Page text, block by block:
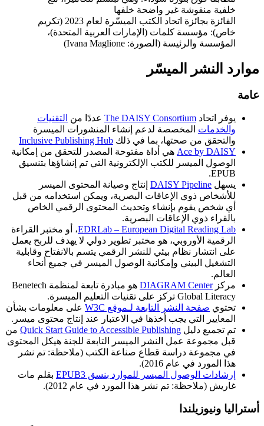
الفائزة بجائزة اتحاد الكتب الميسّرة لعام 2023 (تكريم
خاص): مؤسسة كلمات (الإمارات العربية المتحدة)،
المؤسسة والرئيسة (الصورة: Ivana Maglione)
موارد النشر الميسّر
عامة
يوفر اتحاد The DAISY Consortium عددًا من التقنيات
والخدمات المخصصة لدعم إنشاء المنشورات الميسرة
والتحقق من صحتها، بما في ذلك Inclusive Publishing Hub
Ace by DAISY هي أداة مفتوحة المصدر للتحقق من إمكانية
الوصول الميسر للكتب الإلكترونية التي تم إنشاؤها بتنسيق
EPUB.
يسهل DAISY Pipeline إنتاج وصيانة المحتوى الميسر
للأشخاص ذوي الإعاقات البصرية، ويمكن استخدامه من قبل
أي شخص يقوم بإنشاء وتحديث المحتوى الرقمي الخاص
بالقراء ذوي الإعاقات البصرية.
EDRLab – European Digital Reading Lab، أو مختبر القراءة
الرقمية الأوروبي، هو مختبر تطوير دولي لا يهدف للربح يعمل
على انتشار نظام بيئي للنشر الرقمي يتسم بالانفتاح وقابلية
التشغيل البيني وإمكانية الوصول الميسر في جميع أنحاء
العالم.
مركزDIAGRAM Center
هو مبادرة تابعة لمنظمة Benetech
Global Literacy تركز على تقنيات التعليم الميسرة.
تحتوي صفحة النشر التابعة لـموقع W3C
على معلومات بشأن
المعايير التي يجب أخذها في الاعتبار عند إنتاج محتوى ميسر.
تم تجميع دليل Quick Start Guide to Accessible Publishing من
قبل مجموعة عمل النشر الميسر التابعة للجنة هيكل المحتوى
في مجموعة دراسة قطاع صناعة الكتب (ملاحظة: تم نشر
هذا المورد في عام 2016).
إرشادات الوصول الميسر للموارد بنسق EPUB3
بقلم مات
غاريش (ملاحظة: تم نشر هذا المورد في عام 2012).
أستراليا ونيوزيلندا